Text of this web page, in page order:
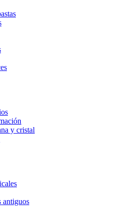
y cristal
antiguos